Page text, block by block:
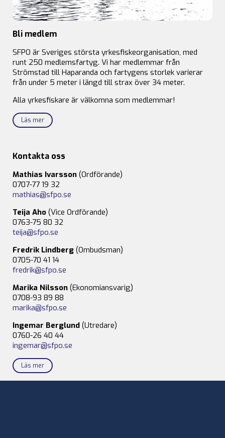
Bli medlem
SFPO är Sveriges största yrkesfiskeorganisation, med
runt 250 medlemsfartyg. Vi har medlemmar från
Strömstad till Haparanda och fartygens storlek varierar
från under 5 meter i längd till strax över 34 meter.
Alla yrkesfiskare är välkomna som medlemmar!
Läs mer
Kontakta oss
Mathias Ivarsson (Ordförande)
0707-77 19 32
mathias@sfpo.se
Teija Aho (Vice Ordförande)
0763-75 80 32
teija@sfpo.se
Fredrik Lindberg (Ombudsman)
0705-70 41 14
fredrik@sfpo.se
Marika Nilsson (Ekonomiansvarig)
0708-93 89 88
marika@sfpo.se
Ingemar Berglund (Utredare)
0760-26 40 44
ingemar@sfpo.se
Läs mer